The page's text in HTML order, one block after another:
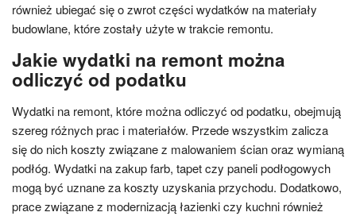
również ubiegać się o zwrot części wydatków na materiały
budowlane, które zostały użyte w trakcie remontu.
Jakie wydatki na remont można
odliczyć od podatku
Wydatki na remont, które można odliczyć od podatku, obejmują
szereg różnych prac i materiałów. Przede wszystkim zalicza
się do nich koszty związane z malowaniem ścian oraz wymianą
podłóg. Wydatki na zakup farb, tapet czy paneli podłogowych
mogą być uznane za koszty uzyskania przychodu. Dodatkowo,
prace związane z modernizacją łazienki czy kuchni również